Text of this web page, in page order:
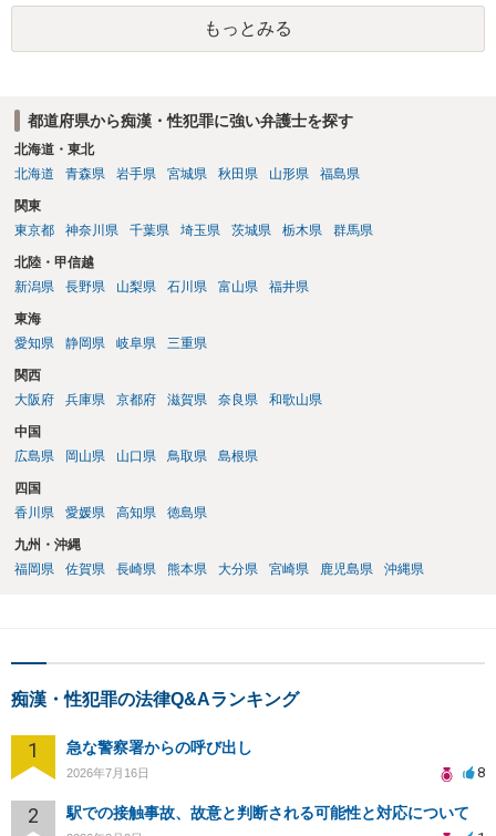
者様に認識がなければ、「故意」がないという判断になることもあり
ます。 相談者様はあくまで「アルコールの影響はない」「完全なる同
意であった」とのお立場ですので、現時点で、対応できることはない
きることはないとなります。これで回答を終わります。
もっとみる
都道府県から痴漢・性犯罪に強い弁護士を探す
北海道・東北
北海道
青森県 岩手県 宮城県 秋田県 山形県 福島県
関東
東京都
神奈川県 千葉県 埼玉県 茨城県 栃木県 群馬県
北陸・甲信越
新潟県
長野県 山梨県 石川県 富山県 福井県
東海
愛知県
静岡県 岐阜県 三重県
関西
大阪府
兵庫県 京都府 滋賀県 奈良県 和歌山県
中国
広島県
岡山県 山口県 鳥取県 島根県
四国
香川県
愛媛県 高知県 徳島県
九州・沖縄
福岡県
佐賀県 長崎県 熊本県 大分県 宮崎県 鹿児島県 沖縄県
痴漢・性犯罪の法律Q&Aランキング
1 急な警察署からの呼び出し
2026年7月16日 8
2 駅での接触事故、故意と判断される可能性と対応について